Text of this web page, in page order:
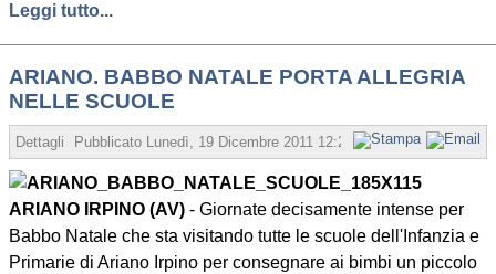
Leggi tutto...
ARIANO. BABBO NATALE PORTA ALLEGRIA
NELLE SCUOLE
Dettagli Pubblicato Lunedì, 19 Dicembre 2011 12:28 Scritto da Redazione
ARIANO IRPINO (AV) - Giornate decisamente intense per
Babbo Natale che sta visitando tutte le scuole dell'Infanzia e
Primarie di Ariano Irpino per consegnare ai bimbi un piccolo